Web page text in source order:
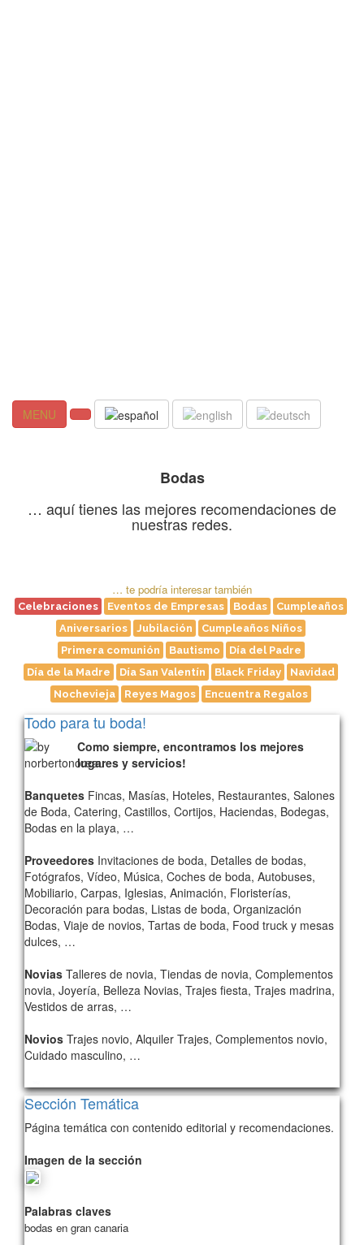
MENU
Bodas
… aquí tienes las mejores recomendaciones de
nuestras redes.
… te podría interesar también
Celebraciones Eventos de Empresas Bodas
Cumpleaños
Aniversarios
Jubilación
Cumpleaños Niños
Primera comunión
Bautismo
Día del Padre
Día de la Madre
Día San Valentín Black Friday
Navidad
Nochevieja
Reyes Magos Encuentra Regalos
Todo para tu boda!
Como siempre, encontramos los mejores
lugares y servicios!
Banquetes Fincas, Masías, Hoteles, Restaurantes, Salones
de Boda, Catering, Castillos, Cortijos, Haciendas, Bodegas,
Bodas en la playa, …
Proveedores Invitaciones de boda, Detalles de bodas,
Fotógrafos, Vídeo, Música, Coches de boda, Autobuses,
Mobiliario, Carpas, Iglesias, Animación, Floristerías,
Decoración para bodas, Listas de boda, Organización
Bodas, Viaje de novios, Tartas de boda, Food truck y mesas
dulces, …
Novias Talleres de novia, Tiendas de novia, Complementos
novia, Joyería, Belleza Novias, Trajes fiesta, Trajes madrina,
Vestidos de arras, …
Novios Trajes novio, Alquiler Trajes, Complementos novio,
Cuidado masculino, …
Sección Temática
Página temática con contenido editorial y recomendaciones.
Imagen de la sección
Palabras claves
bodas en gran canaria